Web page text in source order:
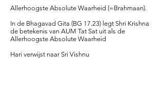
Allerhoogste Absolute Waarheid (=Brahmaan).
In de Bhagavad Gita (BG 17.23) legt Shri Krishna
de betekenis van AUM Tat Sat uit als de
Allerhoogste Absolute Waarheid
Hari verwijst naar Sri Vishnu